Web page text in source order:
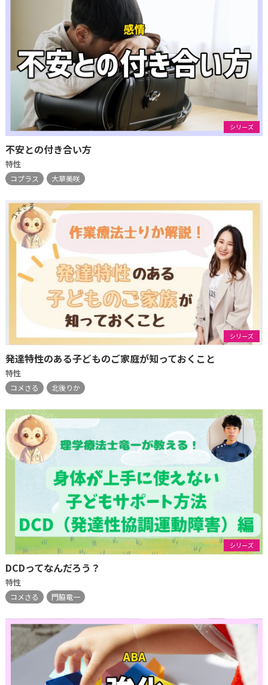
シリーズ
不安との付き合い方
特性
コプラス 大草美咲
シリーズ
発達特性のある子どものご家庭が知っておくこと
特性
コメさる 北後りか
シリーズ
DCDってなんだろう？
特性
コメさる 門脇竜一